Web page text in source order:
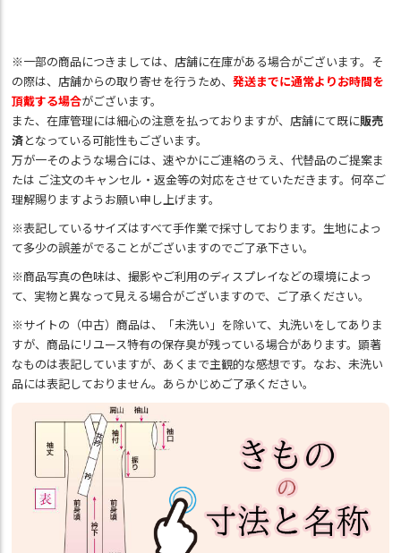
※一部の商品につきましては、店舗に在庫がある場合がございます。そ
の際は、店舗からの取り寄せを行うため、発送までに通常よりお時間を
頂戴する場合がございます。
また、在庫管理には細心の注意を払っておりますが、店舗にて既に販売
済となっている可能性もございます。
万が一そのような場合には、速やかにご連絡のうえ、代替品のご提案ま
たは ご注文のキャンセル・返金等の対応をさせていただきます。何卒ご
理解賜りますようお願い申し上げます。
※表記しているサイズはすべて手作業で採寸しております。生地によっ
て多少の誤差がでることがございますのでご了承下さい。
※商品写真の色味は、撮影やご利用のディスプレイなどの環境によっ
て、実物と異なって見える場合がございますので、ご了承ください。
※サイトの（中古）商品は、「未洗い」を除いて、丸洗いをしてありま
すが、商品にリユース特有の保存臭が残っている場合があります。顕著
なものは表記していますが、あくまで主観的な感想です。なお、未洗い
品には表記しておりません。あらかじめご了承ください。